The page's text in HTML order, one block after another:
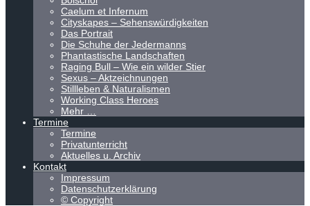
Caelum et Infernum
Cityskapes – Sehenswürdigkeiten
Das Portrait
Die Schuhe der Jedermanns
Phantastische Landschaften
Raging Bull – Wie ein wilder Stier
Sexus – Aktzeichnungen
Stillleben & Naturalismen
Working Class Heroes
Mehr …
Termine
Termine
Privatunterricht
Aktuelles u. Archiv
Kontakt
Impressum
Datenschutzerklärung
© Copyright